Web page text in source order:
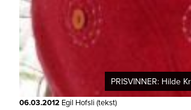
PRISVINNER: Hilde
06.03.2012 Egil Hofsli (tekst)